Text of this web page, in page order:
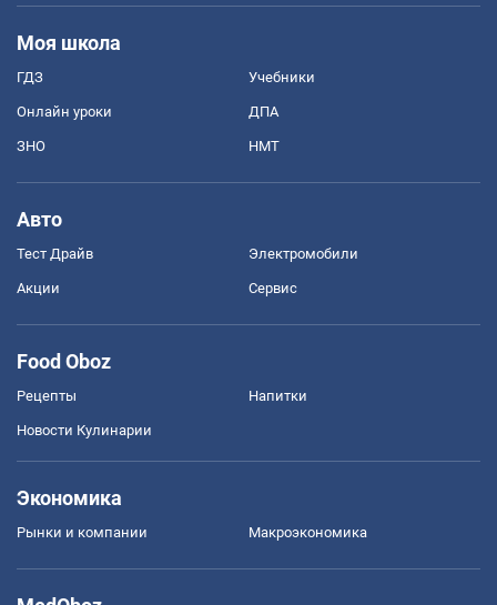
Моя школа
ГДЗ Учебники
Онлайн уроки ДПА
ЗНО НМТ
Авто
Тест Драйв Электромобили
Акции Сервис
Food Oboz
Рецепты Напитки
Новости Кулинарии
Экономика
Рынки и компании Mакроэкономика